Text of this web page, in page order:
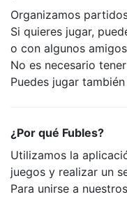
Organizamos
Si quieres jugar,
o con algunos
No es necesario
Puedes jugar
¿Por qué Fubles?
Utilizamos la
juegos y realizar un
Para unirse a